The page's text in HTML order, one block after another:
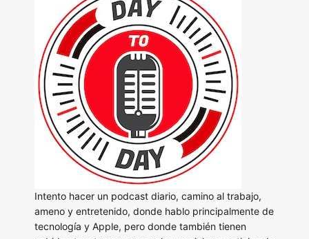
Intento hacer un podcast diario, camino al trabajo,
ameno y entretenido, donde hablo principalmente de
tecnología y Apple, pero donde también tienen